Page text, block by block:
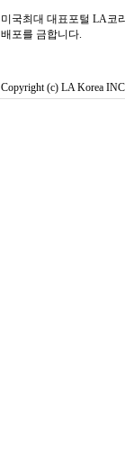
미국최대 대표포털 LA코
배포를 금합니다.
Copyright (c) LA Korea